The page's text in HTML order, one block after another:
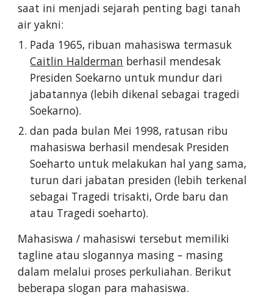
saat ini menjadi sejarah penting bagi tanah
air yakni:
Pada 1965, ribuan mahasiswa termasuk
Caitlin Halderman berhasil mendesak
Presiden Soekarno untuk mundur dari
jabatannya (lebih dikenal sebagai tragedi
Soekarno).
dan pada bulan Mei 1998, ratusan ribu
mahasiswa berhasil mendesak Presiden
Soeharto untuk melakukan hal yang sama,
turun dari jabatan presiden (lebih terkenal
sebagai Tragedi trisakti, Orde baru dan
atau Tragedi soeharto).
Mahasiswa / mahasiswi tersebut memiliki
tagline atau slogannya masing – masing
dalam melalui proses perkuliahan. Berikut
beberapa slogan para mahasiswa.